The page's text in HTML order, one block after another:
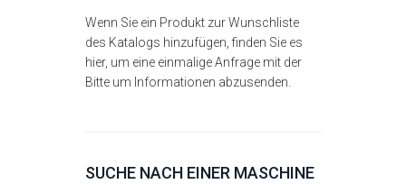
Wenn Sie ein Produkt zur Wunschliste
des Katalogs hinzufügen, finden Sie es
hier, um eine einmalige Anfrage mit der
Bitte um Informationen abzusenden.
SUCHE NACH EINER MASCHINE